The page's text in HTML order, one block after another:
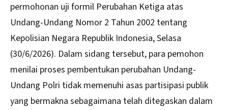
permohonan uji formil Perubahan Ketiga atas
Undang-Undang Nomor 2 Tahun 2002 tentang
Kepolisian Negara Republik Indonesia, Selasa
(30/6/2026). Dalam sidang tersebut, para pemohon
menilai proses pembentukan perubahan Undang-
Undang Polri tidak memenuhi asas partisipasi publik
yang bermakna sebagaimana telah ditegaskan dalam